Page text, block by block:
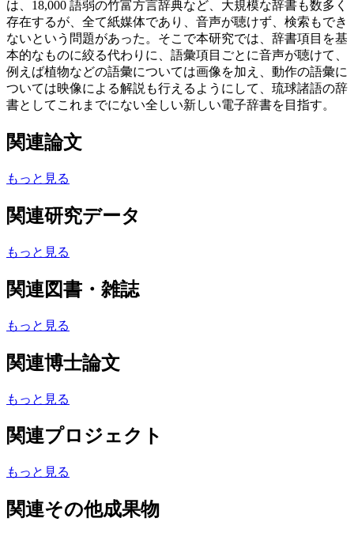
は、18,000 語弱の竹富方言辞典など、大規模な辞書も数多く
存在するが、全て紙媒体であり、音声が聴けず、検索もでき
ないという問題があった。そこで本研究では、辞書項目を基
本的なものに絞る代わりに、語彙項目ごとに音声が聴けて、
例えば植物などの語彙については画像を加え、動作の語彙に
ついては映像による解説も行えるようにして、琉球諸語の辞
書としてこれまでにない全しい新しい電子辞書を目指す。
関連論文
もっと見る
関連研究データ
もっと見る
関連図書・雑誌
もっと見る
関連博士論文
もっと見る
関連プロジェクト
もっと見る
関連その他成果物